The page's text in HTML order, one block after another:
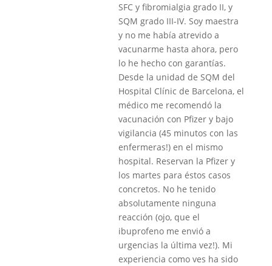
SFC y fibromialgia grado II, y
SQM grado III-IV. Soy maestra
y no me había atrevido a
vacunarme hasta ahora, pero
lo he hecho con garantías.
Desde la unidad de SQM del
Hospital Clínic de Barcelona, el
médico me recomendó la
vacunación con Pfizer y bajo
vigilancia (45 minutos con las
enfermeras!) en el mismo
hospital. Reservan la Pfizer y
los martes para éstos casos
concretos. No he tenido
absolutamente ninguna
reacción (ojo, que el
ibuprofeno me envió a
urgencias la última vez!). Mi
experiencia como ves ha sido